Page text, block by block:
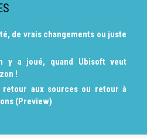
de vrais changements ou juste
y a joué, quand Ubisoft veut
!
retour aux sources ou retour à
(Preview)